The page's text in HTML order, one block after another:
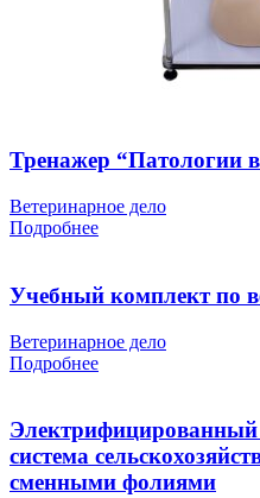
Тренажер “Патологии
Ветеринарное дело
Подробнее
Учебный комплект по
Ветеринарное дело
Подробнее
Электрифицированный
система
сменными фолиями